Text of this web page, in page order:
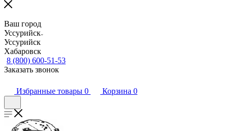
Ваш город
Уссурийск
Уссурийск
Хабаровск
8 (800) 600-51-53
Заказать звонок
Избранные товары 0 Корзина 0